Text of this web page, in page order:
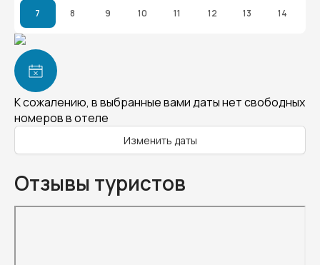
7 8 9 10 11 12 13 14
К сожалению, в выбранные вами даты нет свободных
номеров в отеле
Изменить даты
Отзывы туристов